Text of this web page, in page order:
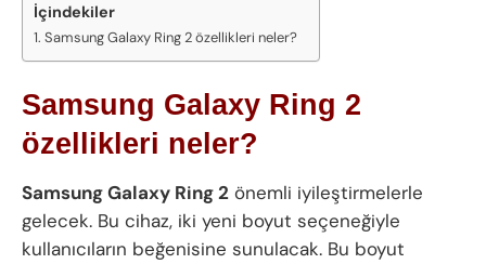
İçindekiler
Samsung Galaxy Ring 2 özellikleri neler?
Samsung Galaxy Ring 2
özellikleri neler?
Samsung Galaxy Ring 2 önemli iyileştirmelerle
gelecek. Bu cihaz, iki yeni boyut seçeneğiyle
kullanıcıların beğenisine sunulacak. Bu boyut